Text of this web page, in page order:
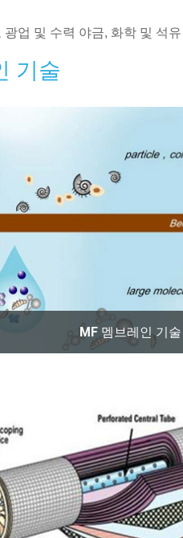
광업 및 수력 야금, 화학 및 석
기술
MF 멤브레인 기술